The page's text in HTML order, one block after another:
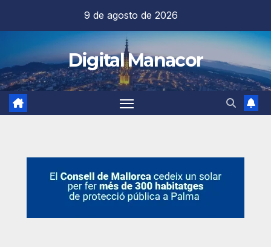
contenido
9 de agosto de 2026
Digital Manacor